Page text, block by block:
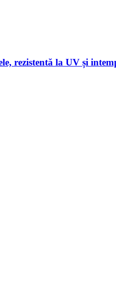
rezistentă la UV și